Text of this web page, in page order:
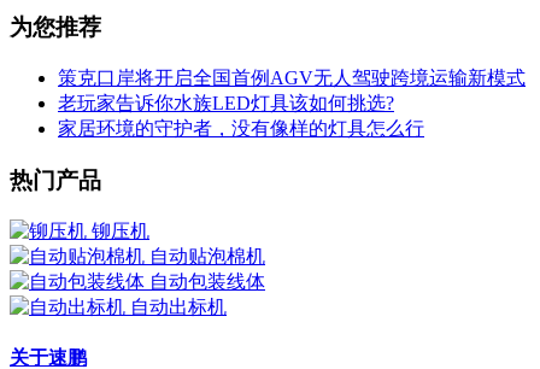
为您推荐
策克口岸将开启全国首例AGV无人驾驶跨境运输新模式
老玩家告诉你水族LED灯具该如何挑选?
家居环境的守护者，没有像样的灯具怎么行
热门产品
铆压机
自动贴泡棉机
自动包装线体
自动出标机
关于速鹏